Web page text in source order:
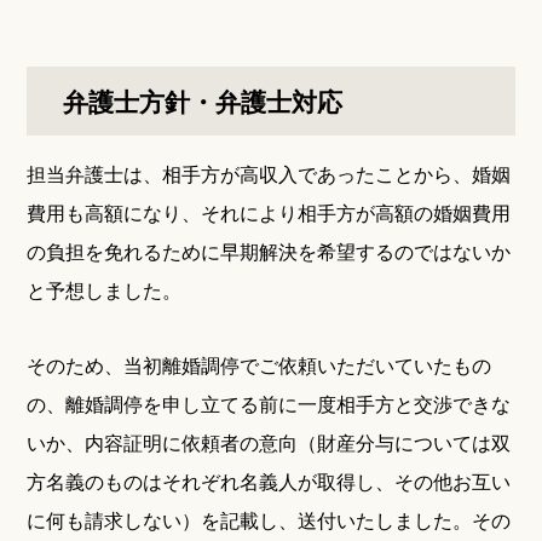
弁護士方針・弁護士対応
担当弁護士は、相手方が高収入であったことから、婚姻
費用も高額になり、それにより相手方が高額の婚姻費用
の負担を免れるために早期解決を希望するのではないか
と予想しました。
そのため、当初離婚調停でご依頼いただいていたもの
の、離婚調停を申し立てる前に一度相手方と交渉できな
いか、内容証明に依頼者の意向（財産分与については双
方名義のものはそれぞれ名義人が取得し、その他お互い
に何も請求しない）を記載し、送付いたしました。その